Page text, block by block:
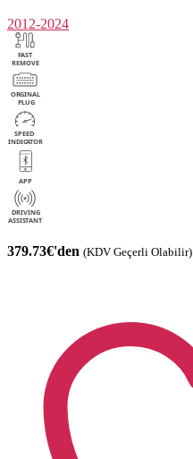
2012-2024
379.73€'den (KDV Geçerli Olabilir)